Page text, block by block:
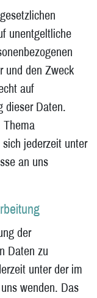
unentgeltliche
und den Zweck
auf
dieser Daten.
Thema
jederzeit unter
an uns
der
Daten zu
unter der im
wenden. Das